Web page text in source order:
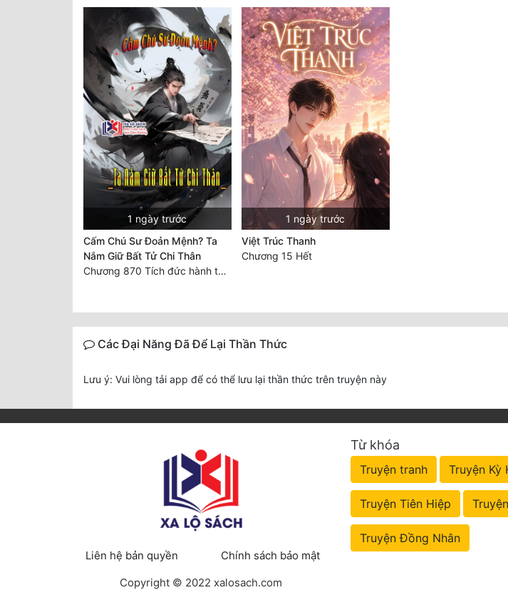
1 ngày trước
Cấm Chú Sư Đoản Mệnh? Ta
Nắm Giữ Bất Tử Chi Thân
Chương 870 Tích đức hành thiện
1 ngày trước
Việt Trúc Thanh
Chương 15 Hết
Các Đại Năng Đã Để Lại Thần Thức
Lưu ý: Vui lòng tải app để có thể lưu lại thần thức trên truyện này
Liên hệ bản quyền
Chính sách bảo mật
Copyright © 2022 xalosach.com
Từ khóa
Truyện tranh Truyện Kỳ
Truyện Tiên Hiệp
Truyện Đồng Nhân